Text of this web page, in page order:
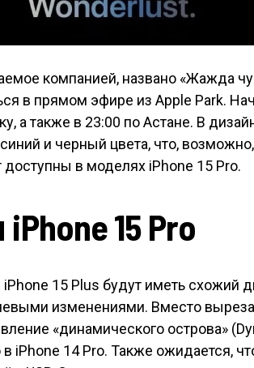
компанией, названо «Жажда
в прямом эфире из Apple Park.
а также в 23:00 по Астане. В
и черный цвета, что,
доступны в моделях iPhone 15 Pro.
iPhone 15 Pro
15 Plus будут иметь схожий
изменениями. Вместо выреза
«динамического острова»
iPhone 14 Pro. Также ожидается,